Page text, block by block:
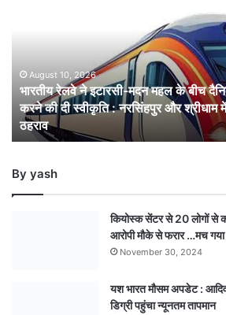
बीच
दैनिक
पैसेंजर
सेवा
करने
August 10, 2026
भारतीय रेलवे ने इटारसी-मदन महल के बीच
करने की दी स्वीकृति : नरसिंहपुर और श्रीधाम
ठहराव
By yash
कियोस्क सेंटर से 20 लोगों से
आरोपी मौके से फरार …मच
November 30, 2024
यश भारत मौसम अपडेट :
डिग्री पहुंचा न्यूनतम तापमान